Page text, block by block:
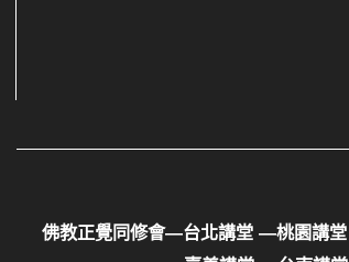
佛教正覺同修會—台北講堂 —桃園講堂